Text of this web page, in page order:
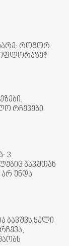
როგორ
რჩევები
3
ბავშთან
უნდა
ბავშვს ყელი